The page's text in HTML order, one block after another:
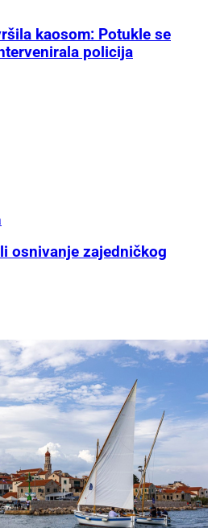
kaosom: Potukle se
policija
osnivanje zajedničkog